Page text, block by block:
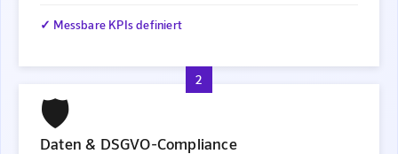
✓ Messbare KPIs definiert
2
🛡️
Daten & DSGVO-Compliance